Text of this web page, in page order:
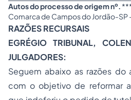
Autos do processo de origem nº.
Comarca de Campos do Jordão-SP -
RAZÕES RECURSAIS
EGRÉGIO TRIBUNAL,
JULGADORES:
Seguem abaixo as razões do
com o objetivo de reformar